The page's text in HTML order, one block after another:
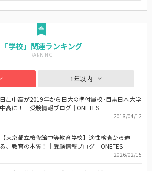
「学校」関連ランキング
1年以内
日出中高が2019年から日大の準付属校･目黒日本大学
中高に！｜受験情報ブログ｜ONETES
2018/04/12
【東京都立桜修館中等教育学校】適性検査から迫
る、教育の本質！｜受験情報ブログ｜ONETES
2026/02/15